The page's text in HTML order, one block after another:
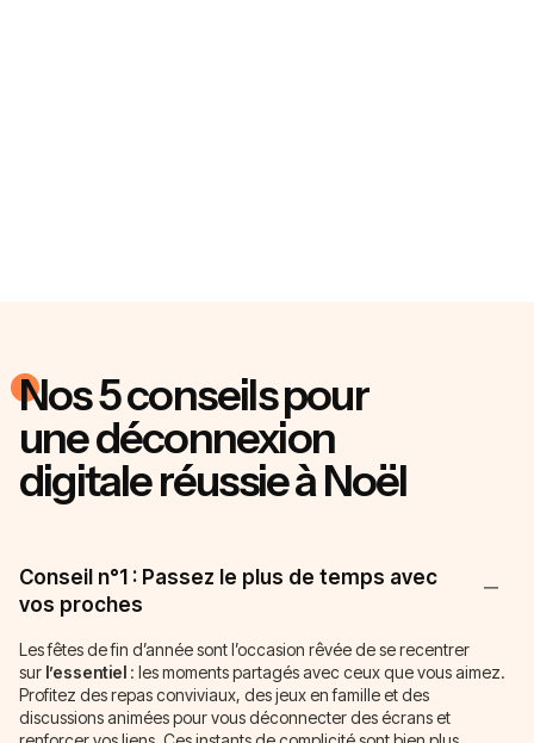
Nos5 conseilspour
unedéconnexion
digitaleréussie à Noël
Conseil n°1 : Passez le plus de temps avec
vos proches
Les fêtes de fin d’année sont l’occasion rêvée de se recentrer
sur l’essentiel : les moments partagés avec ceux que vous aimez.
Profitez des repas conviviaux, des jeux en famille et des
discussions animées pour vous déconnecter des écrans et